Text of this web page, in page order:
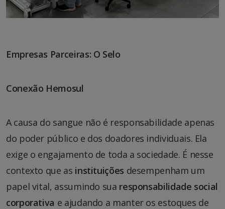
Empresas Parceiras: O Selo
Conexão Hemosul
A causa do sangue não é responsabilidade apenas
do poder público e dos doadores individuais. Ela
exige o engajamento de toda a sociedade. É nesse
contexto que as instituições desempenham um
papel vital, assumindo sua responsabilidade social
corporativa e ajudando a manter os estoques de